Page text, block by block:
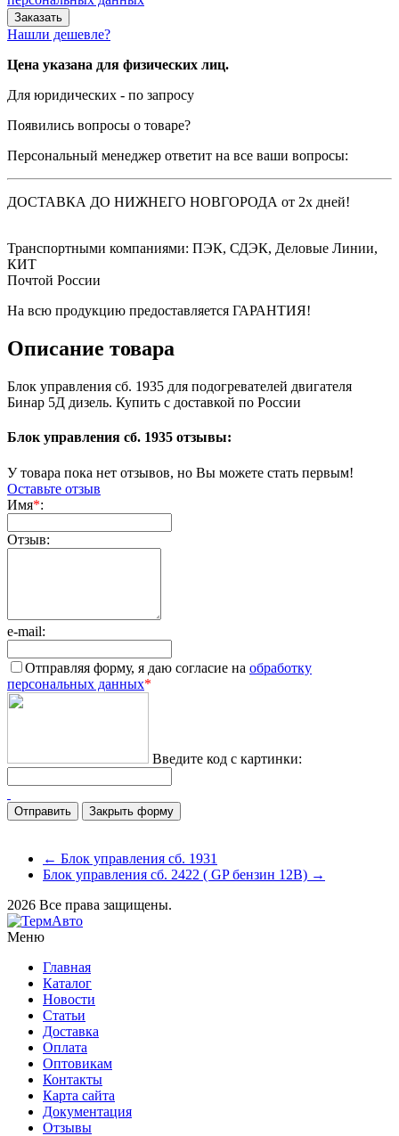
Нашли дешевле?
Цена указана для физических лиц.
Для юридических - по запросу
Появились вопросы о товаре?
Персональный менеджер ответит на все ваши вопросы:
ДОСТАВКА ДО НИЖНЕГО НОВГОРОДА от 2х дней!
Транспортными компаниями: ПЭК, СДЭК, Деловые Линии,
КИТ
Почтой России
На всю продукцию предоставляется ГАРАНТИЯ!
Описание товара
Блок управления сб. 1935 для подогревателей двигателя
Бинар 5Д дизель. Купить с доставкой по России
Блок управления сб. 1935 отзывы:
У товара пока нет отзывов, но Вы можете стать первым!
Оставьте отзыв
Имя*:
Отзыв:
e-mail:
Отправляя форму, я даю согласие на обработку
персональных данных*
Введите код с картинки:
Закрыть форму
← Блок управления сб. 1931
Блок управления сб. 2422 ( GP бензин 12В) →
2026 Все права защищены.
Меню
Главная
Каталог
Новости
Статьи
Доставка
Оплата
Оптовикам
Контакты
Карта сайта
Документация
Отзывы